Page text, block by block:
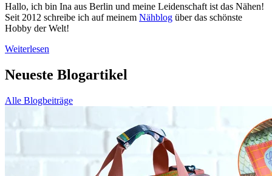
Hallo, ich bin Ina aus Berlin und meine Leidenschaft ist das Nähen!
Seit 2012 schreibe ich auf meinem Nähblog über das schönste
Hobby der Welt!
Weiterlesen
Neueste Blogartikel
Alle Blogbeiträge